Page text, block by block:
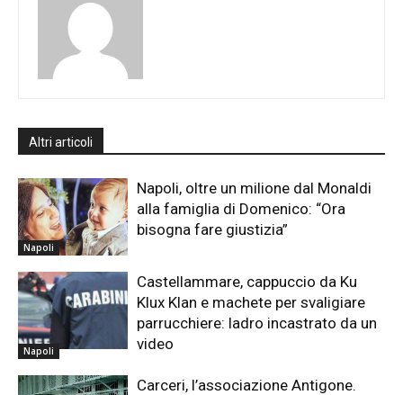
Altri articoli
Napoli
Napoli, oltre un milione dal Monaldi
alla famiglia di Domenico: “Ora
bisogna fare giustizia”
Napoli
Castellammare, cappuccio da Ku
Klux Klan e machete per svaligiare
parrucchiere: ladro incastrato da un
video
Carceri, l’associazione Antigone.